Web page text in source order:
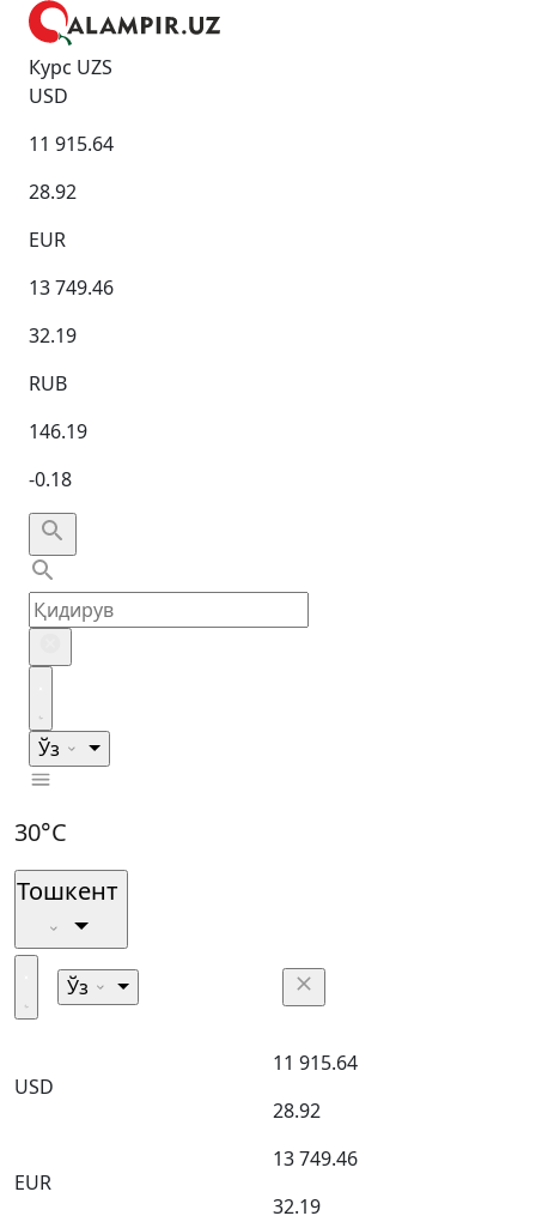
Курс UZS
USD
11 915.64
28.92
EUR
13 749.46
32.19
RUB
146.19
-0.18
Ўз
30°C
Тошкент
Ўз
USD
11 915.64
28.92
EUR
13 749.46
32.19